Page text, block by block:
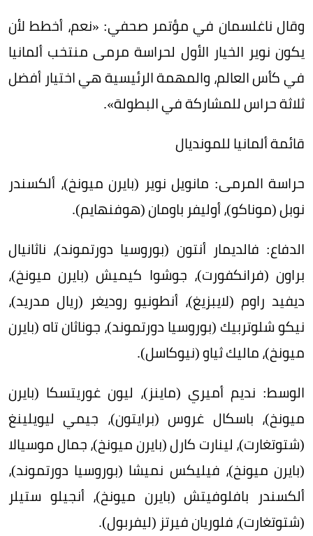
وقال ناغلسمان في مؤتمر صحفي: «نعم، أخطط لأن
يكون نوير الخيار الأول لحراسة مرمى منتخب ألمانيا
في كأس العالم، والمهمة الرئيسية هي اختيار أفضل
ثلاثة حراس للمشاركة في البطولة».
قائمة ألمانيا للمونديال
حراسة المرمى: مانويل نوير (بايرن ميونخ)، ألكسندر
نوبل (موناكو)، أوليفر باومان (هوفنهايم).
الدفاع: فالديمار أنتون (بوروسيا دورتموند)، ناثانيال
براون (فرانكفورت)، جوشوا كيميش (بايرن ميونخ)،
ديفيد راوم (لايبزيغ)، أنطونيو روديغر (ريال مدريد)،
نيكو شلوتربيك (بوروسيا دورتموند)، جوناثان تاه (بايرن
ميونخ)، ماليك ثياو (نيوكاسل).
الوسط: نديم أميري (ماينز)، ليون غوريتسكا (بايرن
ميونخ)، باسكال غروس (برايتون)، جيمي ليويلينغ
(شتوتغارت)، لينارت كارل (بايرن ميونخ)، جمال موسيالا
(بايرن ميونخ)، فيليكس نميشا (بوروسيا دورتموند)،
ألكسندر بافلوفيتش (بايرن ميونخ)، أنجيلو ستيلر
(شتوتغارت)، فلوريان فيرتز (ليفربول).